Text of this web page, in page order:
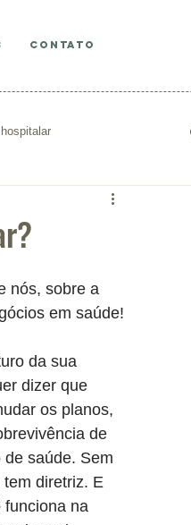
CONTATO
nós, sobre a
em saúde!
da sua
dizer que
os planos,
de
saúde. Sem
diretriz. E
funciona na